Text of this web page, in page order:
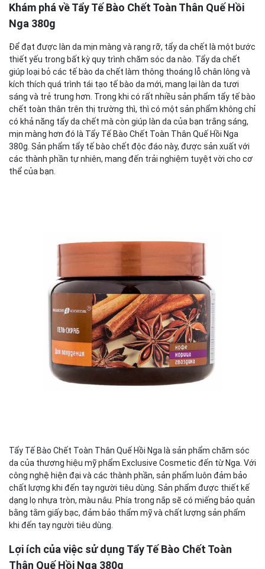
Khám phá về Tẩy Tế Bào Chết Toàn Thân Quế Hồi
Nga 380g
Để đạt được làn da mịn màng và rạng rỡ, tẩy da chết là một bước
thiết yếu trong bất kỳ quy trình chăm sóc da nào. Tẩy da chết
giúp loại bỏ các tế bào da chết làm thông thoáng lỗ chân lông và
kích thích quá trình tái tạo tế bào da mới, mang lại làn da tươi
sáng và trẻ trung hơn. Trong khi có rất nhiều sản phẩm tẩy tế bào
chết toàn thân trên thị trường thì, thì có một sản phẩm không chỉ
có khả năng tẩy da chết mà còn giúp làn da của bạn trắng sáng,
mịn màng hơn đó là Tẩy Tế Bào Chết Toàn Thân Quế Hồi Nga
380g. Sản phẩm tẩy tế bào chết độc đáo này, được sản xuất với
các thành phần tự nhiên, mang đến trải nghiệm tuyệt vời cho cơ
thể của bạn.
Tẩy Tế Bào Chết Toàn Thân Quế Hồi Nga là sản phẩm chăm sóc
da của thương hiệu mỹ phẩm Exclusive Cosmetic đến từ Nga. Với
công nghệ hiện đại và các thành phần, sản phẩm luôn đảm bảo
chất lượng khi đến tay người tiêu dùng. Sản phẩm được thiết kế
dạng lọ nhựa tròn, màu nâu. Phía trong nắp sẽ có miếng bảo quản
bằng tằm giấy bạc, đảm bảo thẩm mỹ và chất lượng sản phẩm
khi đến tay người tiêu dùng.
Lợi ích của việc sử dụng Tẩy Tế Bào Chết Toàn
Thân Quế Hồi Nga 380g